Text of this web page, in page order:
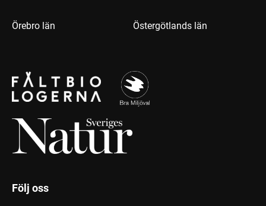
Örebro län Östergötlands län
Följ oss